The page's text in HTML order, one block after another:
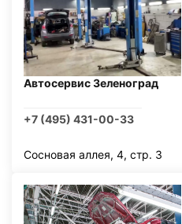
Автосервис Зеленоград
+7 (495) 431-00-33
Сосновая аллея, 4, стр. 3